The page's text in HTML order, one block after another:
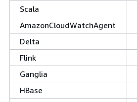
Scala
AmazonCloudWatchAgent
Delta
Flink
Ganglia
HBase